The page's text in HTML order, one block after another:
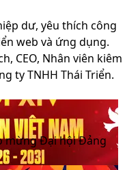
dư, yêu thích công
web và ứng dụng.
CEO, Nhân viên kiêm
ty TNHH Thái Triển.
mừng Đại hội Đảng